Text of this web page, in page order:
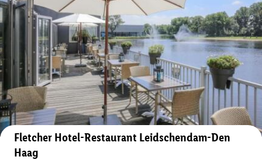
Auf der Karte anzeigen
Fletcher Hotel-Restaurant Leidschendam-Den
Haag